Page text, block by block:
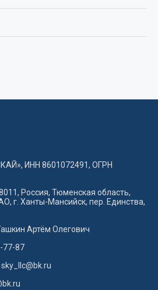
ИНН 8601072491, ОГРН
Россия, Тюменская область,
г. Ханты-Мансийск, пер. Единства,
Артём Олегович
77-87